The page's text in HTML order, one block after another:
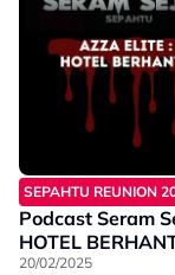
SEPAHTU REUNION
Podcast Seram
HOTEL
20/02/2025